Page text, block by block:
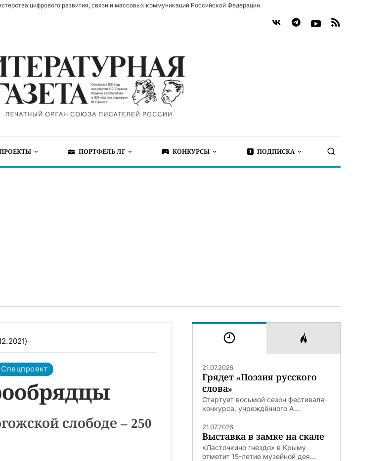
цифрового развития, связи и массовых коммуникаций Российской Федерации.
ПОРТФЕЛЬ ЛГ КОНКУРСЫ ПОДПИСКА
Спецпроект
слободе – 250
21.07.2026
Грядет «Поэзия русского
слова»
Стартует восьмой сезон фестиваля-
конкурса, учреждённого А...
21.07.2026
Выставка в замке на скале
«Ласточкино гнездо» в Крыму
отметит 15-летие музейной дея...